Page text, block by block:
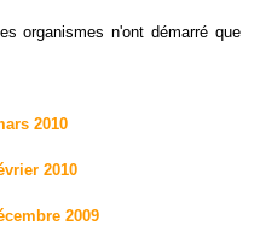
organismes n'ont démarré que
2010
2010
2009